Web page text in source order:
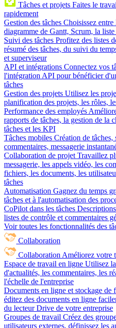
Tâches et projets Faites le
rapidement
Gestion des tâches Choisissez
diagramme de Gantt, Scrum, la liste
Suivi des tâches Profitez des listes
résumé des tâches, du suivi du
et superviseur
API et intégrations Connectez vos
l'intégration API pour bénéficier
tâches
Gestion des projets Utilisez les
planification des projets, les rôles,
Performance des employés
rapports de tâches, la gestion de la
tâches et les KPI
Tâches mobiles Création de
commentaires, messagerie
Collaboration de projet Travaillez
messagerie, les appels vidéo, les
fichiers, les documents, les
tâches
Automatisation Gagnez du temps
tâches et à l'automatisation des
CoPilot dans les tâches Descriptions
listes de contrôle et commentaires
Voir toutes les fonctionnalités des
Collaboration
Collaboration Améliorez votre
Espace de travail en ligne Utilisez
d'actualités, les commentaires, les
l'échelle de l'entreprise
Documents en ligne et stockage de
éditez des documents en ligne
du lecteur Drive de votre entreprise
Groupes de travail Créez des
utilisateurs externes, définissez les